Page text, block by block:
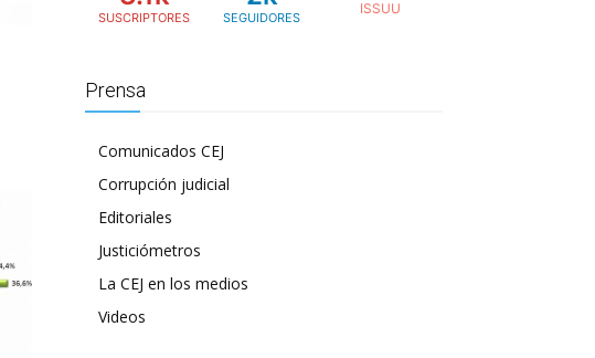
SUSCRIPTORES SEGUIDORES
Prensa
Comunicados CEJ
Corrupción judicial
Editoriales
Justiciómetros
La CEJ en los medios
Videos